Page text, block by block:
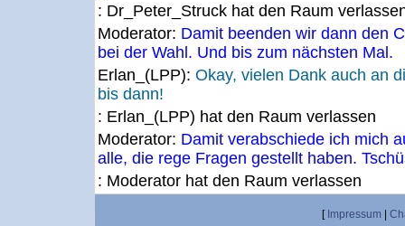
: Dr_Peter_Struck hat den Raum
Moderator: Damit beenden wir dann den
bei der Wahl. Und bis zum nächsten Mal.
Erlan_(LPP): Okay, vielen Dank auch an
bis dann!
: Erlan_(LPP) hat den Raum verlassen
Moderator: Damit verabschiede ich mich
alle, die rege Fragen gestellt haben.
: Moderator hat den Raum verlassen
[ Impressum